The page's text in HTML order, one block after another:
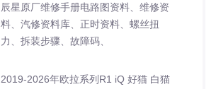
辰星原厂维修手册电路图资料、维修资
料、汽修资料库、正时资料、螺丝扭
力、拆装步骤、故障码、
2019-2026年欧拉系列R1 iQ 好猫 白猫